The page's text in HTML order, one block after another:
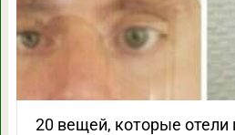
20 вещей, которые отели